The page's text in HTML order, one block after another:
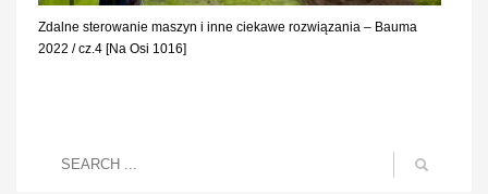
Zdalne sterowanie maszyn i inne ciekawe rozwiązania – Bauma
2022 / cz.4 [Na Osi 1016]